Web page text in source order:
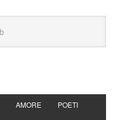
AMORE POETI